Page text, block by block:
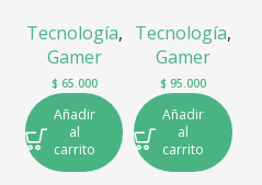
Tecnología,
Gamer
$65.000
Añadir
al
carrito
Tecnología,
Gamer
$ 95.000
Añadir
al
carrito